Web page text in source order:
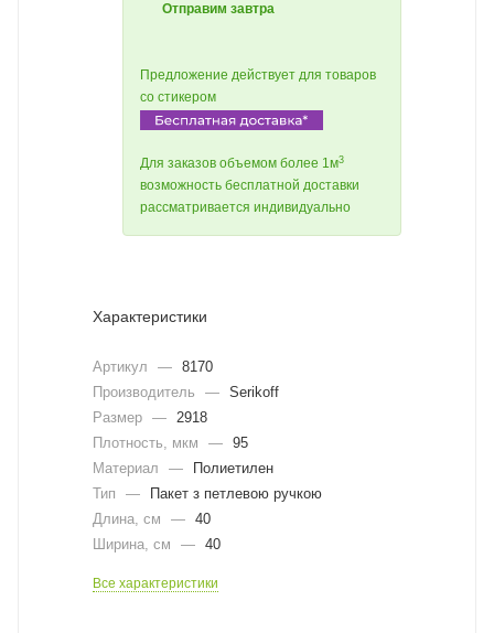
Отправим завтра
Предложение действует для товаров
со стикером
Для заказов объемом более 1м3
возможность бесплатной доставки
рассматривается индивидуально
Характеристики
Артикул — 8170
Производитель
— Serikoff
Размер —
2918
Плотность, мкм
— 95
Материал
—
Полиетилен
Тип
—
Пакет з петлевою ручкою
Длина, cм
— 40
Ширина, cм
— 40
Все характеристики